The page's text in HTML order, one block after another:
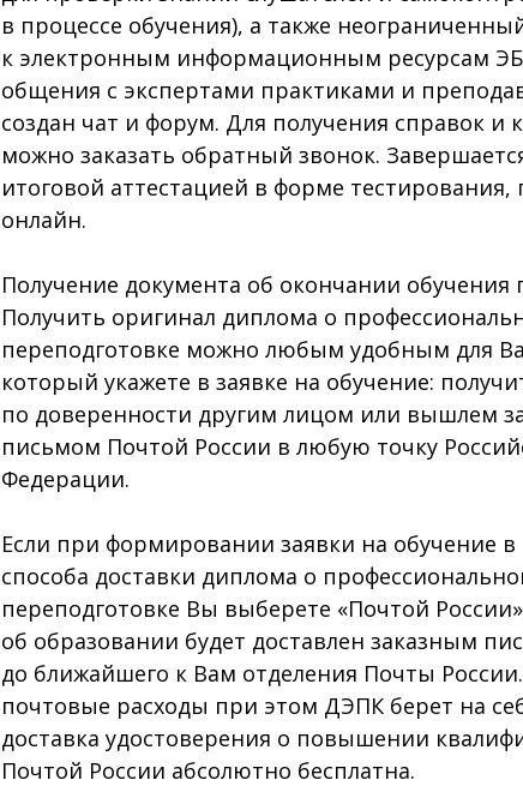
в процессе обучения), а также
к электронным информационным ресурсам
общения с экспертами практиками и
создан чат и форум. Для получения справок и
можно заказать обратный звонок.
итоговой аттестацией в форме
онлайн.
Получение документа об окончании
Получить оригинал диплома о
переподготовке можно любым удобным для
который укажете в заявке на обучение:
по доверенности другим лицом или вышлем
письмом Почтой России в любую точку
Федерации.
Если при формировании заявки на обучение в
способа доставки диплома о
переподготовке Вы выберете «Почтой
об образовании будет доставлен заказным
до ближайшего к Вам отделения Почты
почтовые расходы при этом ДЭПК берет на
доставка удостоверения о повышении
Почтой России абсолютно бесплатна.